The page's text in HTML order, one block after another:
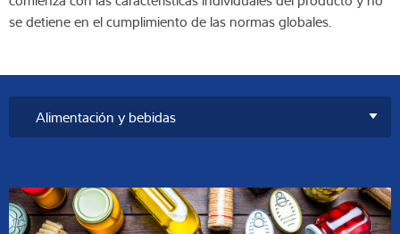
se detiene en el cumplimiento de las normas globales.